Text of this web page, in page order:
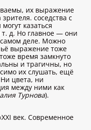
их выражение
соседства с
казаться
д. Но главное — они
деле. Можно
выражение тоже
время замкнуто
и трагичны, но
их слушать, ещё
цвета, ни
между ними как
Турнова).
век. Современное